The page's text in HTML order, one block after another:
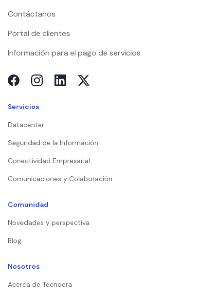
Contáctanos
Portal de clientes
Información para el pago de servicios
Servicios
Datacenter
Seguridad de la Información
Conectividad Empresarial
Comunicaciones y Colaboración
Comunidad
Novedades y perspectiva
Blog
Nosotros
Acerca de Tecnoera